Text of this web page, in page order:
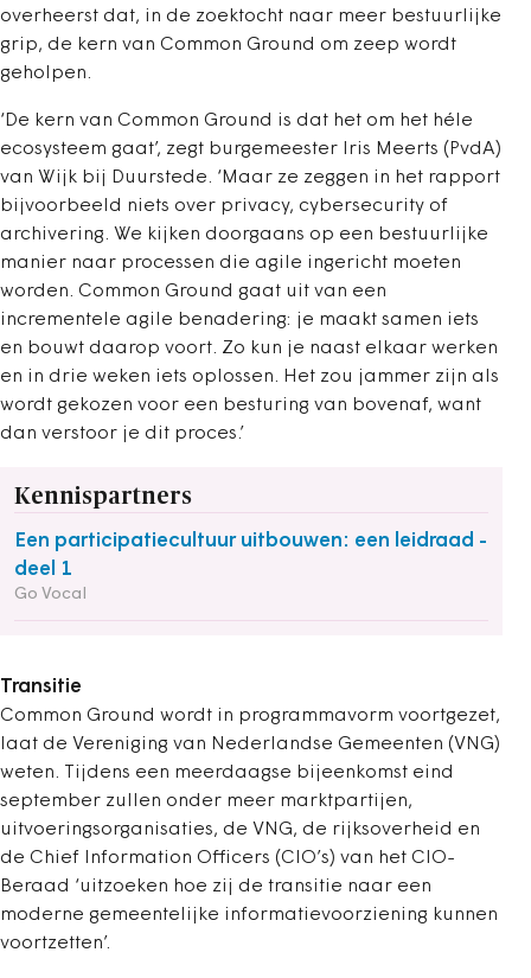
overheerst dat, in de zoektocht naar meer bestuurlijke
grip, de kern van Common Ground om zeep wordt
geholpen.
‘De kern van Common Ground is dat het om het héle
ecosysteem gaat’, zegt burgemeester Iris Meerts (PvdA)
van Wijk bij Duurstede. ‘Maar ze zeggen in het rapport
bijvoorbeeld niets over privacy, cybersecurity of
archivering. We kijken doorgaans op een bestuurlijke
manier naar processen die agile ingericht moeten
worden. Common Ground gaat uit van een
incrementele agile benadering: je maakt samen iets
en bouwt daarop voort. Zo kun je naast elkaar werken
en in drie weken iets oplossen. Het zou jammer zijn als
wordt gekozen voor een besturing van bovenaf, want
dan verstoor je dit proces.’
Kennispartners
Een participatiecultuur uitbouwen: een leidraad -
deel 1
Go Vocal
Transitie
Common Ground wordt in programmavorm voortgezet,
laat de Vereniging van Nederlandse Gemeenten (VNG)
weten. Tijdens een meerdaagse bijeenkomst eind
september zullen onder meer marktpartijen,
uitvoeringsorganisaties, de VNG, de rijksoverheid en
de Chief Information Officers (CIO’s) van het CIO-
Beraad ‘uitzoeken hoe zij de transitie naar een
moderne gemeentelijke informatievoorziening kunnen
voortzetten’.